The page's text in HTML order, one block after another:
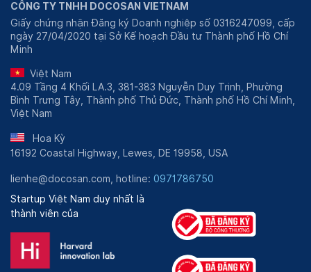
CÔNG TY TNHH DOCOSAN VIETNAM
Giấy chứng nhận Đăng ký Doanh nghiệp số 0316247099, cấp
ngày 27/04/2020 tại Sở Kế hoạch Đầu tư Thành phố Hồ Chí
Minh
Việt Nam
4.09 Tầng 4 Khối LA.3, 381-383 Nguyễn Duy Trinh, Phường
Bình Trưng Tây, Thành phố Thủ Đức, Thành phố Hồ Chí Minh,
Việt Nam
Hoa Kỳ
16192 Coastal Highway, Lewes, DE 19958, USA
lienhe@docosan.com, hotline: 0971786750
Startup Việt Nam duy nhất là
thành viên của